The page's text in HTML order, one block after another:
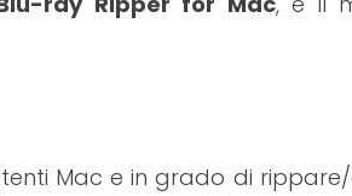
Mac e in grado di